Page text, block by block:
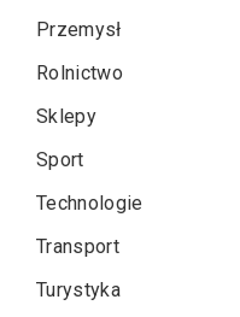
Przemysł
Rolnictwo
Sklepy
Sport
Technologie
Transport
Turystyka